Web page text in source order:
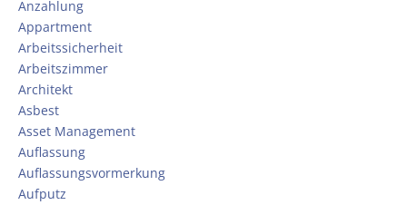
Anzahlung
Appartment
Arbeitssicherheit
Arbeitszimmer
Architekt
Asbest
Asset Management
Auflassung
Auflassungsvormerkung
Aufputz